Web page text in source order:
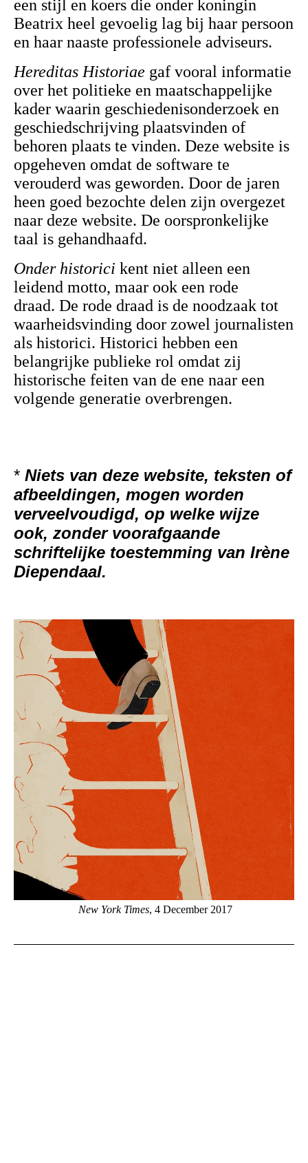
een stijl en koers die onder koningin
Beatrix heel gevoelig lag bij haar persoon
en haar naaste professionele adviseurs.
Hereditas Historiae gaf vooral informatie
over het politieke en maatschappelijke
kader waarin geschiedenisonderzoek en
geschiedschrijving plaatsvinden of
behoren plaats te vinden. Deze website is
opgeheven omdat de software te
verouderd was geworden. Door de jaren
heen goed bezochte delen zijn overgezet
naar deze website. De oorspronkelijke
taal is gehandhaafd.
Onder historici kent niet alleen een
leidend motto, maar ook een rode
draad. De rode draad is de noodzaak tot
waarheidsvinding door zowel journalisten
als historici. Historici hebben een
belangrijke publieke rol omdat zij
historische feiten van de ene naar een
volgende generatie overbrengen.
* Niets van deze website, teksten of
afbeeldingen, mogen worden
verveelvoudigd, op welke wijze
ook, zonder voorafgaande
schriftelijke toestemming van Irène
Diependaal.
New York Times, 4 December 2017